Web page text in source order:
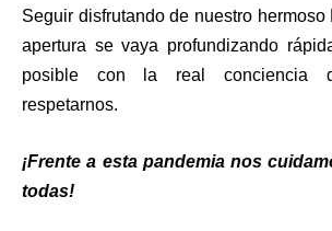
Seguir disfrutando de nuestro hermoso
apertura se vaya profundizando
posible con la real conciencia
respetarnos.
¡Frente a esta pandemia nos
todas!